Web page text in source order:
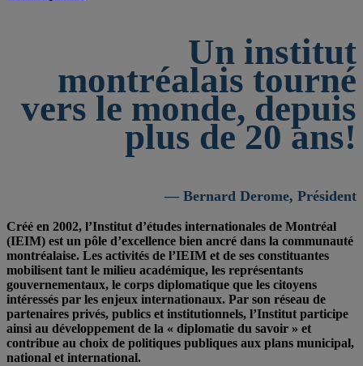
Un institut
montréalais tourné
vers le monde, depuis
plus de 20 ans!
— Bernard Derome, Président
Créé en 2002, l’Institut d’études internationales de Montréal
(IEIM) est un pôle d’excellence bien ancré dans la communauté
montréalaise. Les activités de l’IEIM et de ses constituantes
mobilisent tant le milieu académique, les représentants
gouvernementaux, le corps diplomatique que les citoyens
intéressés par les enjeux internationaux. Par son réseau de
partenaires privés, publics et institutionnels, l’Institut participe
ainsi au développement de la « diplomatie du savoir » et
contribue au choix de politiques publiques aux plans municipal,
national et international.